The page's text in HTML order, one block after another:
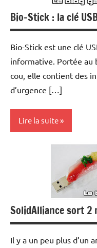
Bio-Stick : la clé
Bio-Stick est une clé
informative. Portée au
cou, elle contient des
d’urgence […]
Lire la suite
SolidAlliance sort 2
Il y a un peu plus d’un